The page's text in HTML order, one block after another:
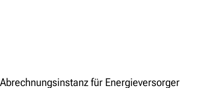
Abrechnungsinstanz für Energieversorger